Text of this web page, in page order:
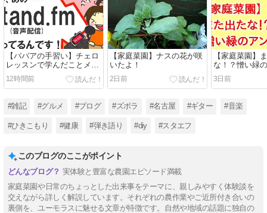
【ババアの手習い】チェロ
レッスンで学んだことメモ
12時間前
【家庭菜園】ナスの花が咲
いたよ！
2日前
【家庭菜園】
な！？憎い緑
ョウ！
3日前
#雑記 #グルメ #ブログ #ズボラ #名古屋 #ギター #音楽
#ひきこもり #健康 #弾き語り #diy #スタエフ
このブログのここがポイント
実体験と豊富な農園エピソード満載
家庭菜園や日常のちょっとした出来事をテーマに、親しみやすく体験談を
交えながら詳しく解説しています。それぞれの農作業やご近所付き合いの
裏側を、ユーモラスに魅せる文章が特徴です。自然や地域の話題に独自の